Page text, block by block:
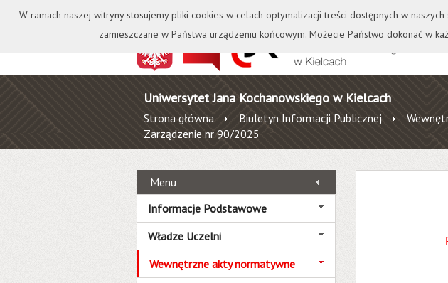
Kontakt Biblioteka Wydawnictwo
Uniwersytet Jana Kochanowskiego w Kielcach
Strona główna Biuletyn Informacji Publicznej
Zarządzenie nr 90/2025
Menu
Informacje Podstawowe
Władze Uczelni
Wewnętrzne akty normatywne
W ramach naszej witryny stosujemy pliki cookies w celach optymalizacji treści dostępnych w
zamieszczane w Państwa urządzeniu końcowym. Możecie Państwo dokonać w